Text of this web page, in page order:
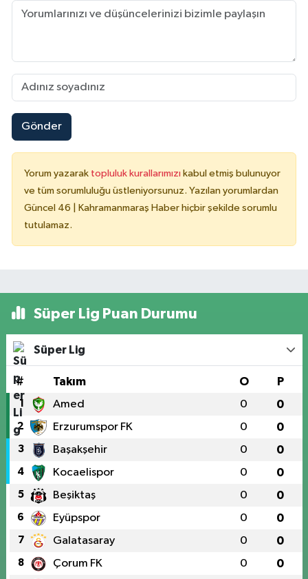
Gönder
Yorum yazarak topluluk kurallarımızı kabul etmiş bulunuyor
ve tüm sorumluluğu üstleniyorsunuz. Yazılan yorumlardan
Güncel 46 | Kahramanmaraş Haber hiçbir şekilde sorumlu
tutulamaz.
Süper Lig Puan Durumu
Süper Lig
# Takım O P
1 Amed 0 0
2 Erzurumspor FK 0 0
3 Başakşehir 0 0
4 Kocaelispor 0 0
5 Beşiktaş 0 0
6 Eyüpspor 0 0
7 Galatasaray 0 0
8 Çorum FK 0 0